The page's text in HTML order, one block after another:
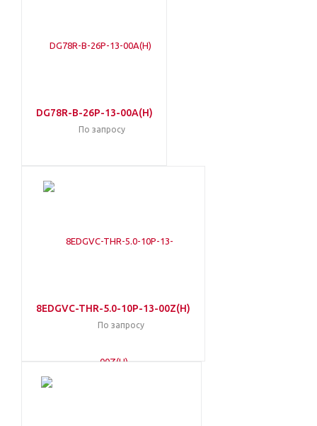
DG78R-B-26P-13-00A(H)
По запросу
8EDGVC-THR-5.0-10P-13-00Z(H)
По запросу